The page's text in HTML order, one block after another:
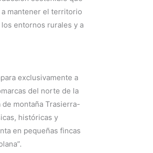
a mantener el territorio
entornos rurales y a
exclusivamente a
del norte de la
montaña Trasierra-
históricas y
en pequeñas fincas